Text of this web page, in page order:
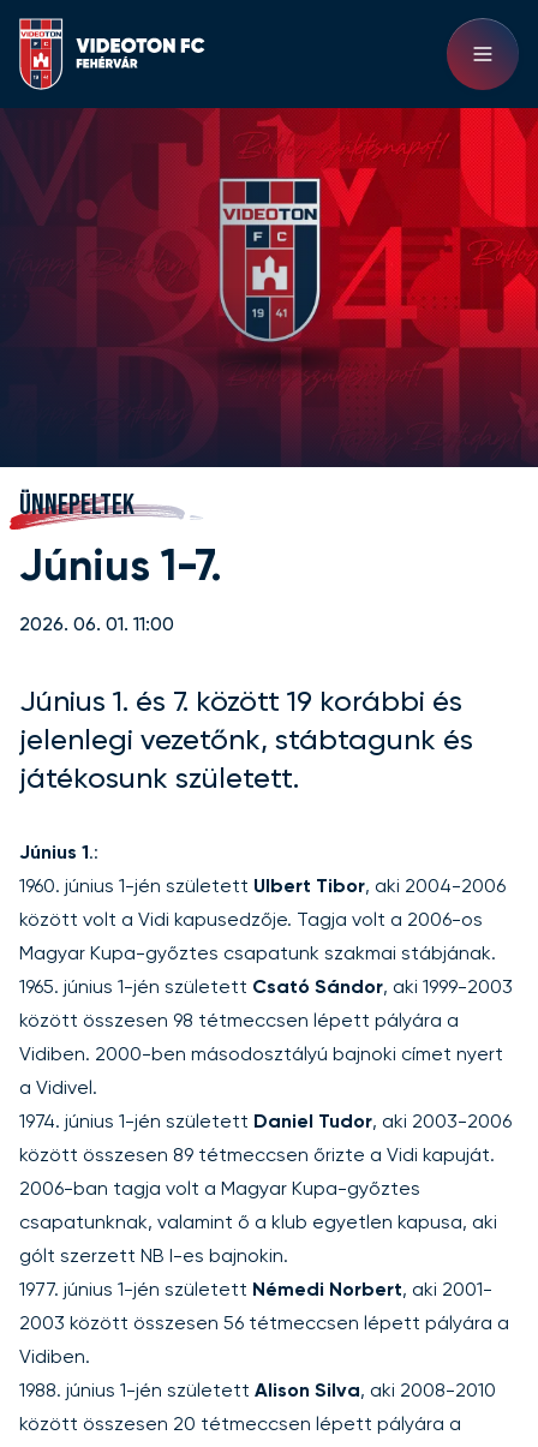
ÜNNEPELTEK
Június 1-7.
2026. 06. 01. 11:00
Június 1. és 7. között 19 korábbi és
jelenlegi vezetőnk, stábtagunk és
játékosunk született.
Június 1 .:
1960. június 1-jén született Ulbert Tibor, aki 2004-2006
között volt a Vidi kapusedzője. Tagja volt a 2006-os
Magyar Kupa-győztes csapatunk szakmai stábjának.
1965. június 1-jén született Csató Sándor, aki 1999-2003
között összesen 98 tétmeccsen lépett pályára a
Vidiben. 2000-ben másodosztályú bajnoki címet nyert
a Vidivel.
1974. június 1-jén született Daniel Tudor, aki 2003-2006
között összesen 89 tétmeccsen őrizte a Vidi kapuját.
2006-ban tagja volt a Magyar Kupa-győztes
csapatunknak, valamint ő a klub egyetlen kapusa, aki
gólt szerzett NB I-es bajnokin.
1977. június 1-jén született Némedi Norbert, aki 2001-
2003 között összesen 56 tétmeccsen lépett pályára a
Vidiben.
1988. június 1-jén született Alison Silva, aki 2008-2010
között összesen 20 tétmeccsen lépett pályára a